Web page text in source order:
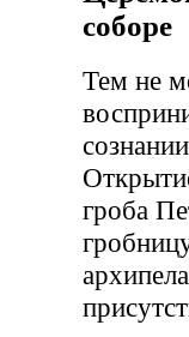
соборе
Тем не
гроба